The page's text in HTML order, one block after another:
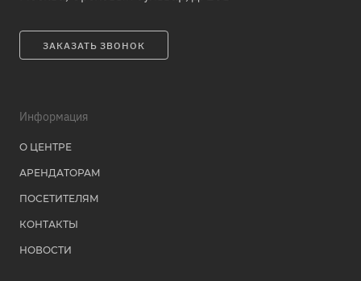
ЗАКАЗАТЬ ЗВОНОК
Информация
О ЦЕНТРЕ
АРЕНДАТОРАМ
ПОСЕТИТЕЛЯМ
КОНТАКТЫ
НОВОСТИ